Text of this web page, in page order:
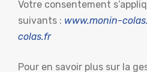
Votre consentement
suivants : www.monin-
colas.fr
Pour en savoir plus sur la